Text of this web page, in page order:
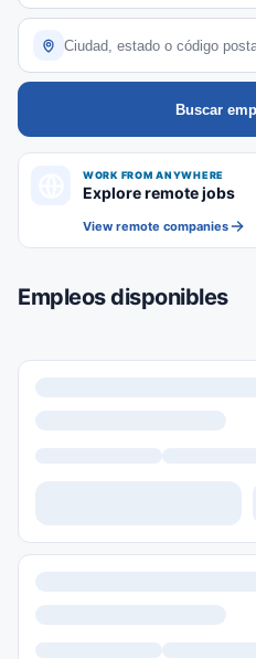
Buscar
WORK FROM ANYWHERE
Explore remote jobs
View remote companies
Empleos disponibles